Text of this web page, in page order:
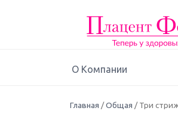
О Компании
Главная /Общая / Три